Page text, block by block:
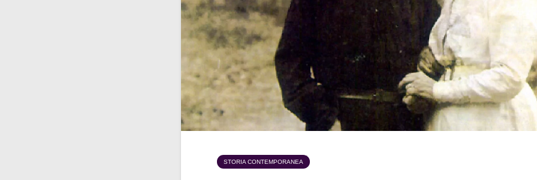
STORIA CONTEMPORANEA